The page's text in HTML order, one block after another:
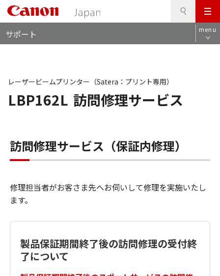
メ
ニ
ュ
サポート menu
LBP162L 訪問修理サービス
レーザービームプリンター（Satera：プリント専用）
訪問修理サービス（保証内修理）
修理担当者がお客さま先へお伺いして修理を実施いたし
ます。
製品保証期間終了後の訪問修理の受付終
了について